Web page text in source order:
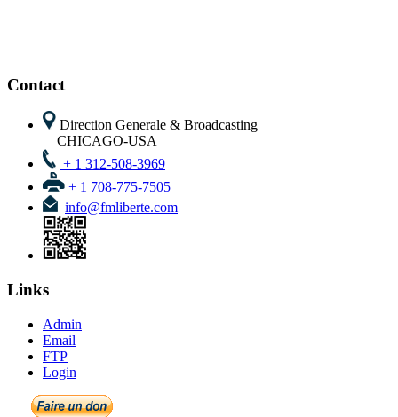
info@fmliberte.com
Links
Admin
Email
Newsletter